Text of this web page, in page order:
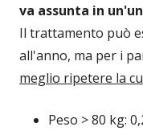
va assunta in
Il trattamento può
all'anno, ma per i
meglio ripetere la
Peso > 80 kg: